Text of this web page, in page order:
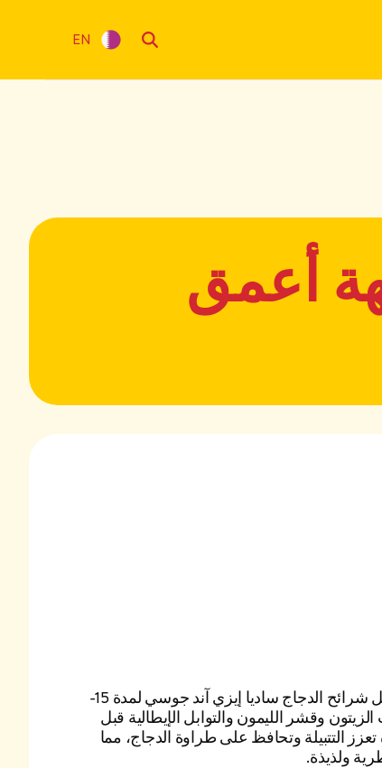
EN
أعمق
لإضافة نكهة مميزة، قم بتتبيل شرائح الدجاج ساديا إيزي آند جوسي لمدة 15-
وقشر الليمون والتوابل الإيطالية قبل
تعزز التتبيلة وتحافظ على طراوة الدجاج، مما
ولذيذة.